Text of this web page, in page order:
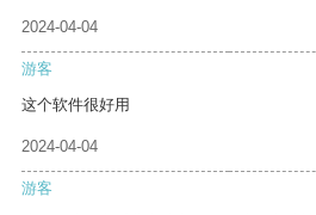
2024-04-04
游客
这个软件很好用
2024-04-04
游客